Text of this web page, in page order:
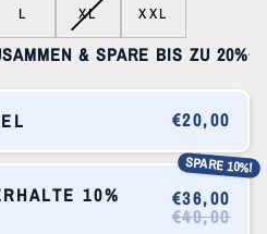
L XLVARIANT
SOLD
OUT
XXL
& SPARE BIS ZU 20%
€20,00
10%
SPARE 10%!
€36,00
€40,00